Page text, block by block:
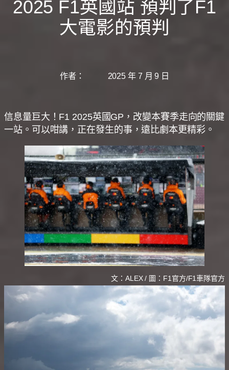
2025 F1英國站 預判了F1
大電影的預判
作者： 2025 年 7 月 9 日
信息量巨大！F1 2025英國GP，改變本賽季走向的關鍵
一站。可以咁講，正在發生的事，遠比劇本更精彩。
文：ALEX / 圖：F1官方/F1車隊官方